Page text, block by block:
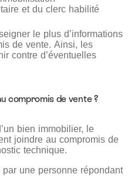
et du clerc habilité
le plus d’informations
de vente. Ainsi, les
contre d’éventuelles
compromis de vente ?
bien immobilier, le
joindre au compromis de
technique.
une personne répondant